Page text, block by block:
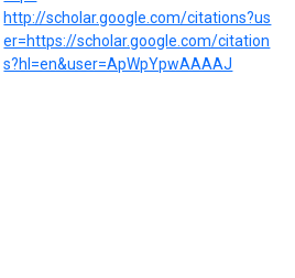
http://scholar.google.com/citations?us
er=https://scholar.google.com/citation
s?hl=en&user=ApWpYpwAAAAJ